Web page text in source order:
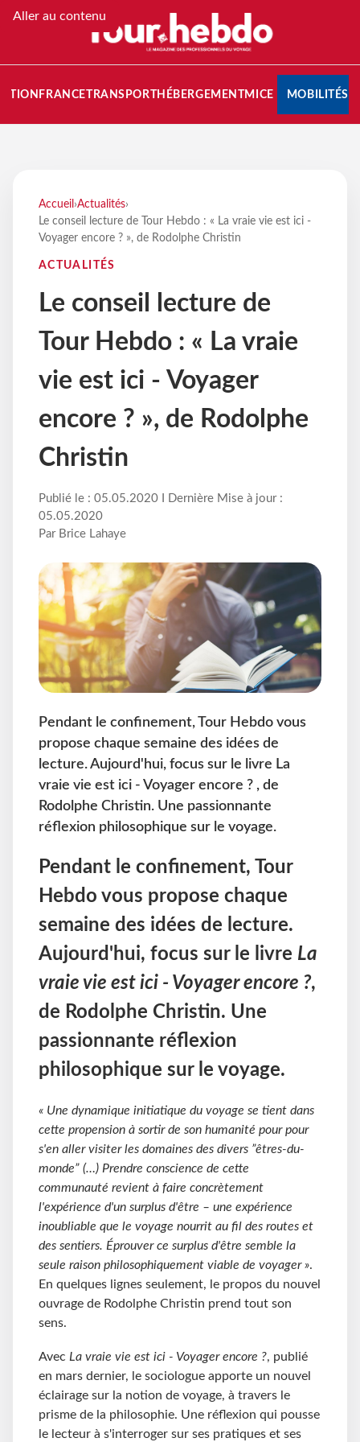
Aller au contenu
FRANCETRANSPORT HÉBERGEMENTMICE MOBILITÉS
Accueil ›Actualités›
Le conseil lecture de Tour Hebdo : « La vraie vie est ici -
Voyager encore ? », de Rodolphe Christin
ACTUALITÉS
Le conseil lecture de
Tour Hebdo : « La vraie
vie est ici - Voyager
encore ? », de Rodolphe
Christin
Publié le : 05.05.2020 I Dernière Mise à jour :
05.05.2020
Par Brice Lahaye
Pendant le confinement, Tour Hebdo vous
propose chaque semaine des idées de
lecture. Aujourd'hui, focus sur le livre La
vraie vie est ici - Voyager encore ? , de
Rodolphe Christin. Une passionnante
réflexion philosophique sur le voyage.
Pendant le confinement, Tour
Hebdo vous propose chaque
semaine des idées de lecture.
Aujourd'hui, focus sur le livre La
vraie vie est ici - Voyager encore ?,
de Rodolphe Christin. Une
passionnante réflexion
philosophique sur le voyage.
« Une dynamique initiatique du voyage se tient dans
cette propension à sortir de son humanité pour pour
s'en aller visiter les domaines des divers ”êtres-du-
monde” (…) Prendre conscience de cette
communauté revient à faire concrètement
l'expérience d'un surplus d'être – une expérience
inoubliable que le voyage nourrit au fil des routes et
des sentiers. Éprouver ce surplus d'être semble la
seule raison philosophiquement viable de voyager ».
En quelques lignes seulement, le propos du nouvel
ouvrage de Rodolphe Christin prend tout son
sens.
Avec La vraie vie est ici - Voyager encore ?, publié
en mars dernier, le sociologue apporte un nouvel
éclairage sur la notion de voyage, à travers le
prisme de la philosophie. Une réflexion qui pousse
le lecteur à s'interroger sur ses pratiques et ses